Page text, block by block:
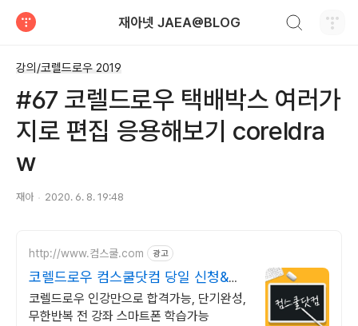
재아넷 JAEA@BLOG
강의/코렐드로우 2019
#67 코렐드로우 택배박스 여러가
지로 편집 응용해보기 coreldra
w
재아 2020. 6. 8. 19:48
http://www.컴스쿨.com 광고
코렐드로우 컴스쿨닷컴 당일 신청&결
제시 기프티콘!
코렐드로우 인강만으로 합격가능, 단기완성,
무한반복 전 강좌 스마트폰 학습가능